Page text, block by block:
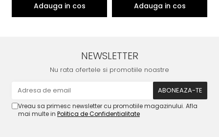
NEWSLETTER
Nu rata ofertele si promotiile noastre
Vreau sa primesc newsletter cu promotiile magazinului. Afla
mai multe in Politica de Confidentialitate